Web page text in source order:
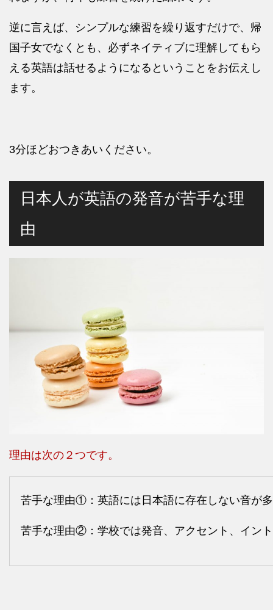
逆に言えば、シンプルな練習を繰り返すだけで、帰
国子女でなくとも、必ずネイティブに理解してもら
える英語は話せるようになるということをお伝えし
ます。
3分ほどおつきあいください。
日本人が英語の発音が苦手な理
由
理由は次の２つです。
苦手な理由①：英語には日本語に存在しない音が
苦手な理由②：学校では発音、アクセント、イン